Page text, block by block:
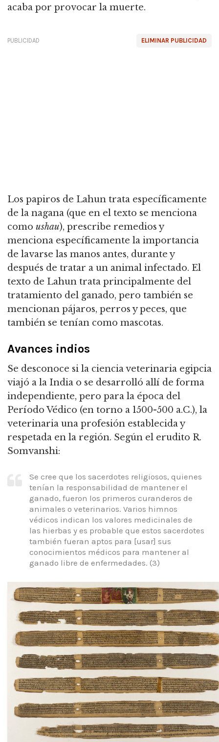
acaba por provocar la muerte.
ELIMINAR PUBLICIDAD
PUBLICIDAD
Los papiros de Lahun trata específicamente
de la nagana (que en el texto se menciona
como ushau), prescribe remedios y
menciona específicamente la importancia
de lavarse las manos antes, durante y
después de tratar a un animal infectado. El
texto de Lahun trata principalmente del
tratamiento del ganado, pero también se
mencionan pájaros, perros y peces, que
también se tenían como mascotas.
Avances indios
Se desconoce si la ciencia veterinaria egipcia
viajó a la India o se desarrolló allí de forma
independiente, pero para la época del
Período Védico (en torno a 1500-500 a.C.), la
veterinaria una profesión establecida y
respetada en la región. Según el erudito R.
Somvanshi:
Se cree que los sacerdotes religiosos, quienes
tenían la responsabilidad de mantener el
ganado, fueron los primeros curanderos de
animales o veterinarios. Varios himnos
védicos indican los valores medicinales de
las hierbas y es probable que estos sacerdotes
también fueran aptos para [usar] sus
conocimientos médicos para mantener al
ganado libre de enfermedades. (3)